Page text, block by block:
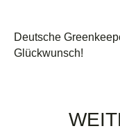
Deutsche
Glückwunsch!